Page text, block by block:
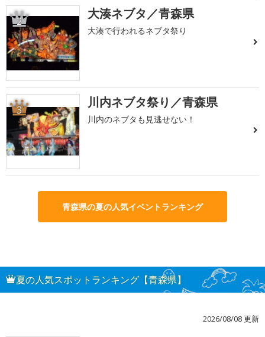
2 大湊ネブタ／青森県
大湊で行われるネブタ祭り
3 川内ネブタ祭り／青森県
川内のネブタも見逃せない！
青森県の夏の人気イベントランキング
夏の人気スポットランキング【青森県】
2026/08/08 更新